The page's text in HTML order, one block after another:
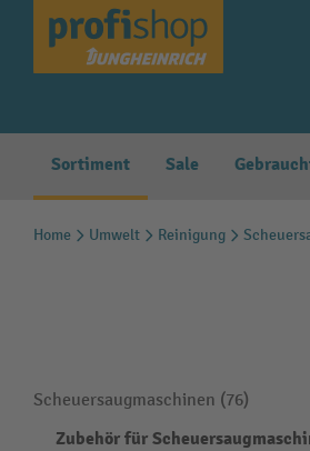
Zur Hauptnavigation springen
Sortiment Sale
Home Umwelt Reinigung
Scheuersaugmaschinen (76)
Zubehör für